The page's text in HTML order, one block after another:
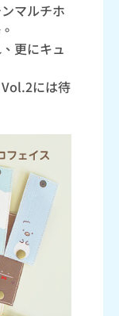
マルチホ
更にキュ
には待